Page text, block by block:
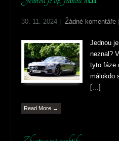
30. 11. 2024 |Žádné komentáře
Jednou
neznal?
tyto fáze
málokdo
[…]
Read More →